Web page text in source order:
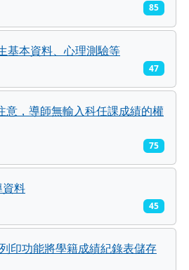
85
基本資料、心理測驗等
47
意，導師無輸入科任課成績的權
75
資料
45
印功能將學籍成績紀錄表儲存